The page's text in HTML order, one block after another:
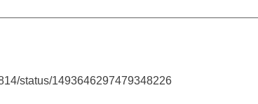
status/1493646297479348226